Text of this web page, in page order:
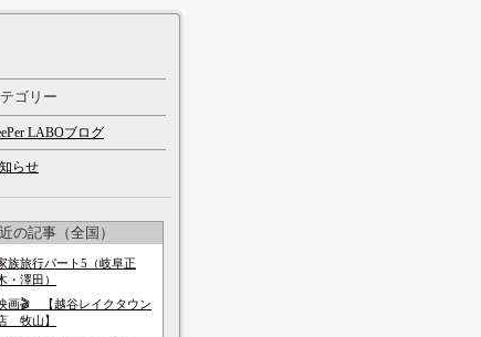
ゴリー
LABOブログ
らせ
の記事（全国）
族旅行パート5（岐阜正
・澤田）
画🎬 【越谷レイクタウン
牧山】